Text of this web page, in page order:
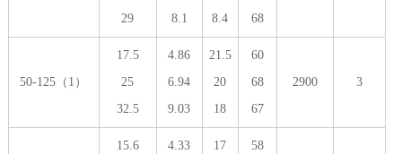
29
8.1
8.4
68
50-125（1）
17.5
25
32.5
4.86
6.94
9.03
21.5
20
18
60
68
67
2900 3
15.6
4.33
17
58